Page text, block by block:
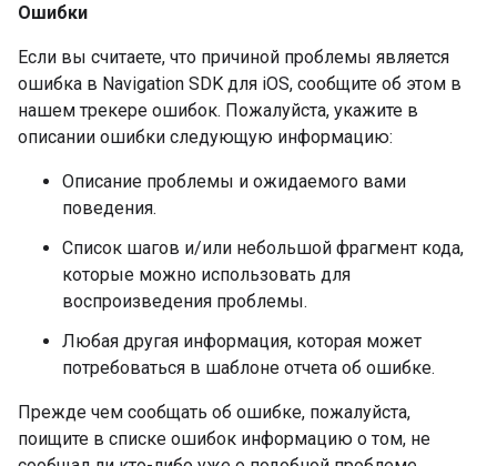
Ошибки
Если вы считаете, что причиной проблемы является
ошибка в Navigation SDK для iOS, сообщите об этом в
нашем трекере ошибок. Пожалуйста, укажите в
описании ошибки следующую информацию:
Описание проблемы и ожидаемого вами
поведения.
Список шагов и/или небольшой фрагмент кода,
которые можно использовать для
воспроизведения проблемы.
Любая другая информация, которая может
потребоваться в шаблоне отчета об ошибке.
Прежде чем сообщать об ошибке, пожалуйста,
поищите в списке ошибок информацию о том, не